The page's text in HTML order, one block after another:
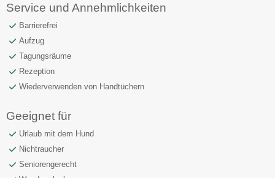
Service und Annehmlichkeiten
Barrierefrei
Aufzug
Tagungsräume
Rezeption
Wiederverwenden von Handtüchern
Geeignet für
Urlaub mit dem Hund
Nichtraucher
Seniorengerecht